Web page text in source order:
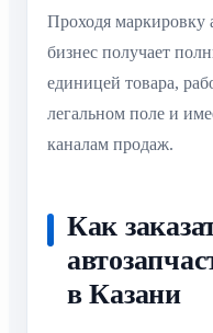
Проходя маркировку
бизнес получает
единицей товара,
легальном поле и
каналам продаж.
Как
в Казани